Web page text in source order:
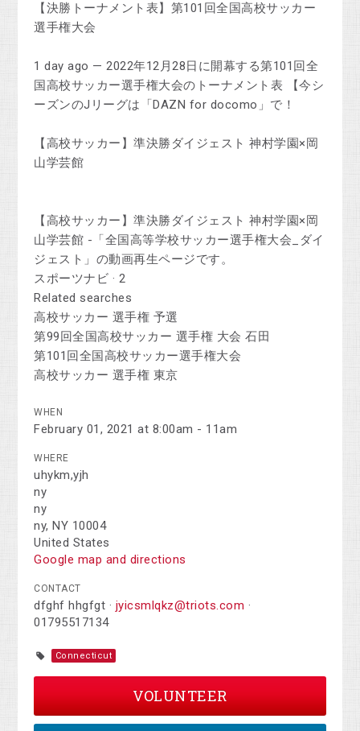
【決勝トーナメント表】第101回全国高校サッカー
選手権大会
1 day ago — 2022年12月28日に開幕する第101回全
国高校サッカー選手権大会のトーナメント表 【今シ
ーズンのJリーグは「DAZN for docomo」で！
【高校サッカー】準決勝ダイジェスト 神村学園×岡
山学芸館
【高校サッカー】準決勝ダイジェスト 神村学園×岡
山学芸館 -「全国高等学校サッカー選手権大会_ダイ
ジェスト」の動画再生ページです。
スポーツナビ · 2
Related searches
高校サッカー 選手権 予選
第99回全国高校サッカー 選手権 大会 石田
第101回全国高校サッカー選手権大会
高校サッカー 選手権 東京
WHEN
February 01, 2021 at 8:00am - 11am
WHERE
uhykm,yjh
ny
ny
ny, NY 10004
United States
Google map and directions
CONTACT
dfghf hhgfgt · jyicsmlqkz@triots.com ·
01795517134
Connecticut
VOLUNTEER